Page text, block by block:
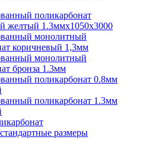
поликарбонат
желтый 1.3ммх1050х3000
монолитный
коричневый 1,3мм
монолитный
бронза 1.3мм
поликарбонат 0.8мм
поликарбонат 1.3мм
размеры